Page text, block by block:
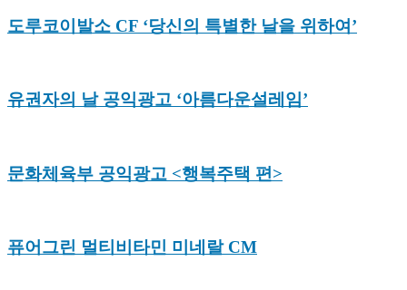
도루코이발소 CF ‘당신의 특별한 날을 위하여’
유권자의 날 공익광고 ‘아름다운설레임’
문화체육부 공익광고 <행복주택 편>
퓨어그린 멀티비타민 미네랄 CM